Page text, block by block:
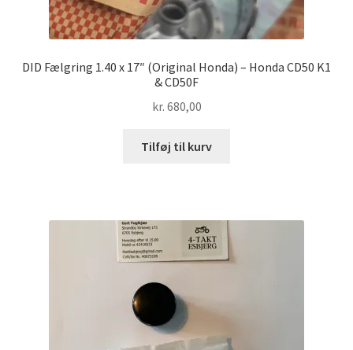
DID Fælgring 1.40 x 17″ (Original Honda) – Honda CD50 K1
& CD50F
kr. 680,00
Tilføj til kurv